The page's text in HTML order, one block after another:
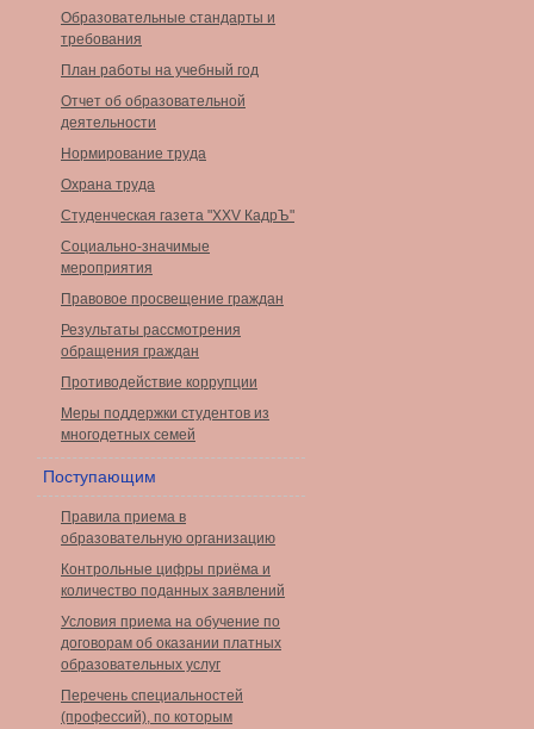
Образовательные стандарты и
требования
План работы на учебный год
Отчет об образовательной
деятельности
Нормирование труда
Охрана труда
Студенческая газета "XXV КадрЪ"
Социально-значимые
мероприятия
Правовое просвещение граждан
Результаты рассмотрения
обращения граждан
Противодействие коррупции
Меры поддержки студентов из
многодетных семей
Поступающим
Правила приема в
образовательную организацию
Контрольные цифры приёма и
количество поданных заявлений
Условия приема на обучение по
договорам об оказании платных
образовательных услуг
Перечень специальностей
(профессий), по которым